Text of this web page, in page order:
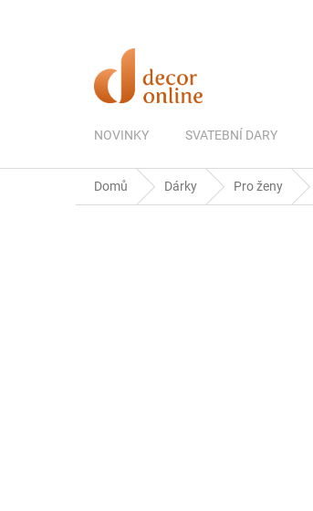
NOVINKY SVATEBNÍ DARY
Domů Dárky Pro ženy